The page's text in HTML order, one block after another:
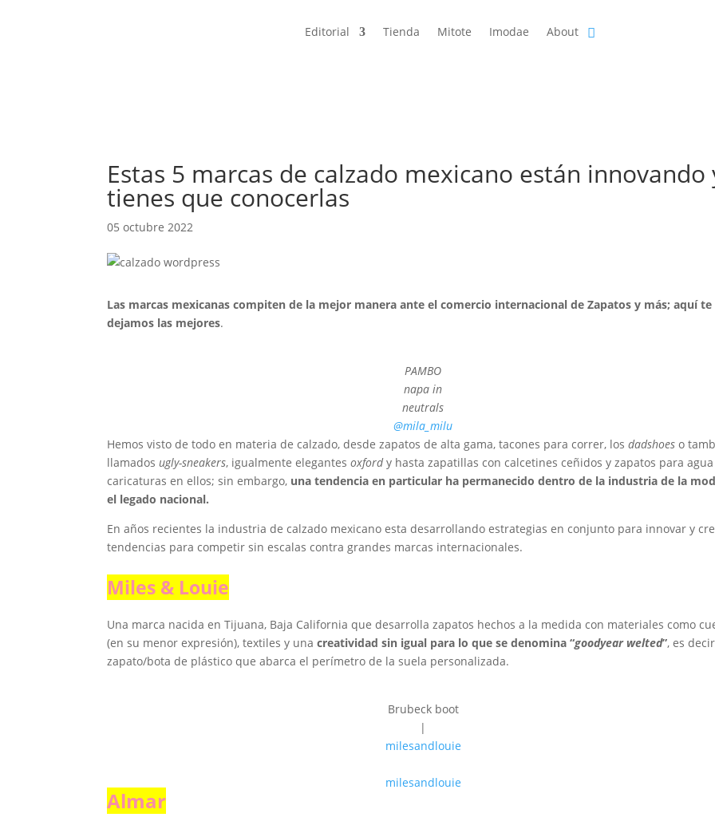
Editorial Tienda Mitote Imodae About
Estas 5 marcas de calzado mexicano están innovando
tienes que conocerlas
05 octubre 2022
Las marcas mexicanas compiten de la mejor manera ante el comercio internacional de Zapatos y más; aquí te
dejamos las mejores.
PAMBO
napa in
neutrals
@mila_milu
Hemos visto de todo en materia de calzado, desde zapatos de alta gama, tacones para correr, losdadshoes o
llamadosugly-sneakers, igualmente elegantesoxfordy hasta zapatillas con calcetines ceñidos y zapatos para
caricaturas en ellos; sin embargo, una tendencia en particular ha permanecido dentro de la industria de la
el legado nacional.
En años recientes la industria de calzado mexicano esta desarrollando estrategias en conjunto para innovar y
tendencias para competir sin escalas contra grandes marcas internacionales.
Miles & Louie
Una marca nacida en Tijuana, Baja California que desarrolla zapatos hechos a la medida con materiales como
(en su menor expresión), textiles y unacreatividad sin igual para lo que se denomina “goodyear welted”, es
zapato/bota de plástico que abarca el perímetro de la suela personalizada.
Brubeck boot
|
milesandlouie
milesandlouie
Almar